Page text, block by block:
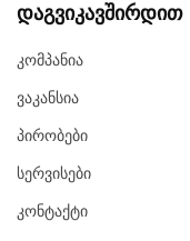
Დაგვიკავშირდით
Კომპანია
Ვაკანსია
Პირობები
Სერვისები
Კონტაქტი